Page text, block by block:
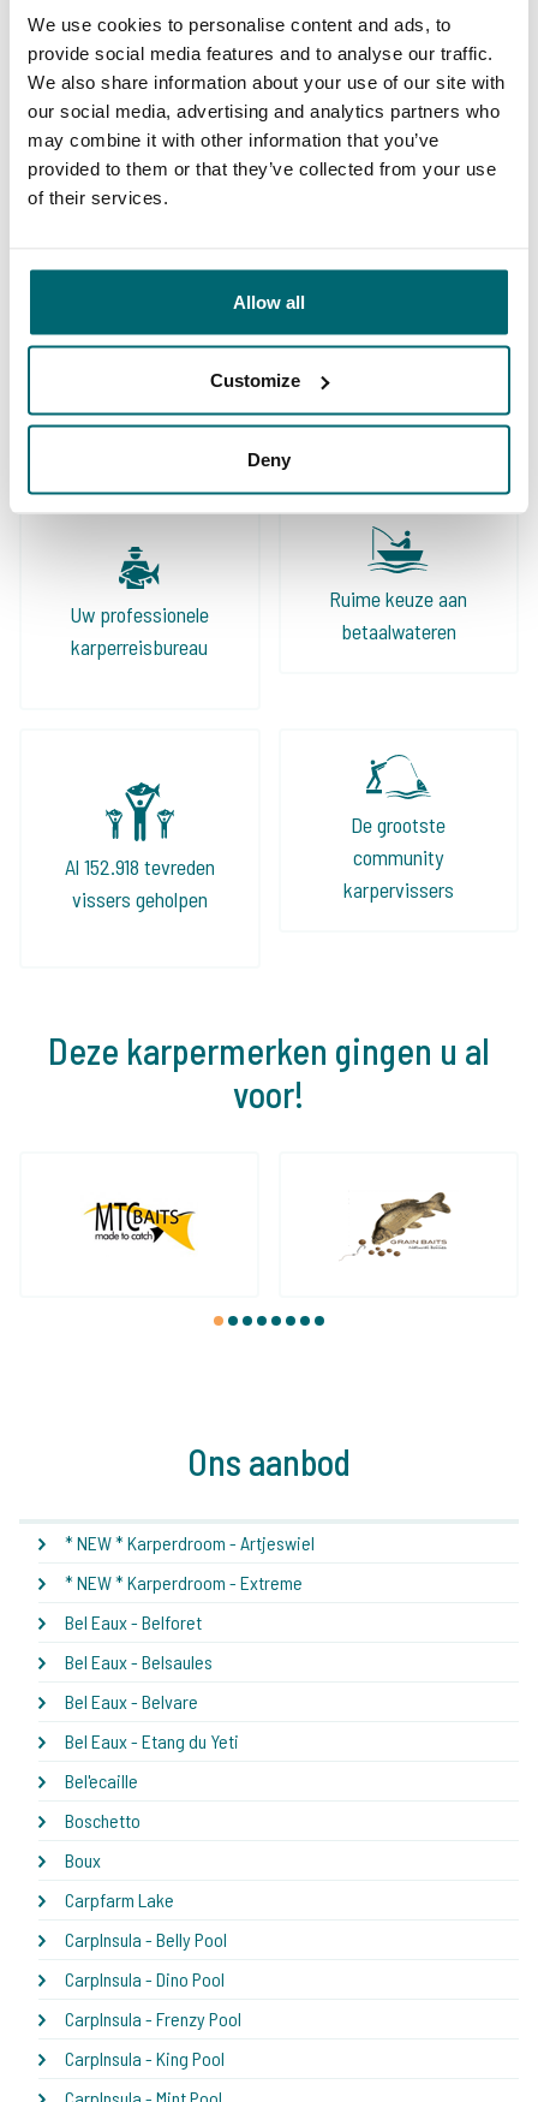
We use cookies to personalise content and ads, to
provide social media features and to analyse our traffic.
We also share information about your use of our site with
our social media, advertising and analytics partners who
may combine it with other information that you’ve
provided to them or that they’ve collected from your use
of their services.
Allow all
Customize
Deny
Van onze klanten
Met karpervissen als passie, maar zonder
zeëen van tijd te hebben kies ik er heel vaak
voor om te vissen op de betaalwateren van
redenen: Top service en grote keuze uit super
gave bestemmingen met verschillende
karakteristieken! Ieder type visser vindt er
visvakanties die op het lijf geschreven zijn!
David Vandevelde
Uw professionele
karperreisbureau
Ruime keuze aan
betaalwateren
Al 152.918 tevreden
vissers geholpen
De grootste
community
karpervissers
Deze karpermerken gingen u al
voor!
1 2 3 4 5 6 7 8
Ons aanbod
* NEW * Karperdroom - Artjeswiel
* NEW * Karperdroom - Extreme
Bel Eaux - Belforet
Bel Eaux - Belsaules
Bel Eaux - Belvare
Bel Eaux - Etang du Yeti
Bel'ecaille
Boschetto
Boux
Carpfarm Lake
CarpInsula - Belly Pool
CarpInsula - Dino Pool
CarpInsula - Frenzy Pool
CarpInsula - King Pool